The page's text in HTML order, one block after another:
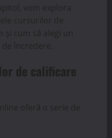
vom explora
cursurilor de
și cum să alegi un
încredere.
de calificare
oferă o serie de